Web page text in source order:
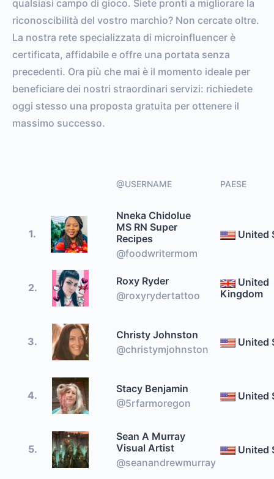
qualsiasi campo di gioco. Siete pronti a migliorare la
riconoscibilità del vostro marchio? Non cercate oltre.
La nostra rete specializzata di microinfluencer è
certificata, affidabile e offre una portata senza
precedenti. Ora più che mai è il momento ideale per
beneficiare dei nostri straordinari servizi: richiedete
oggi stesso una proposta gratuita per ottenere il
massimo successo.
@USERNAME PAESE
1.
Nneka Chidolue
MS RN Super
Recipes
@foodwritermom
United
2.
Roxy Ryder
@roxyrydertattoo
United
Kingdom
3.
Christy Johnston
@christymjohnston
United
4.
Stacy Benjamin
@5rfarmoregon
United
5.
Sean A Murray
Visual Artist
@seanandrewmurray
United